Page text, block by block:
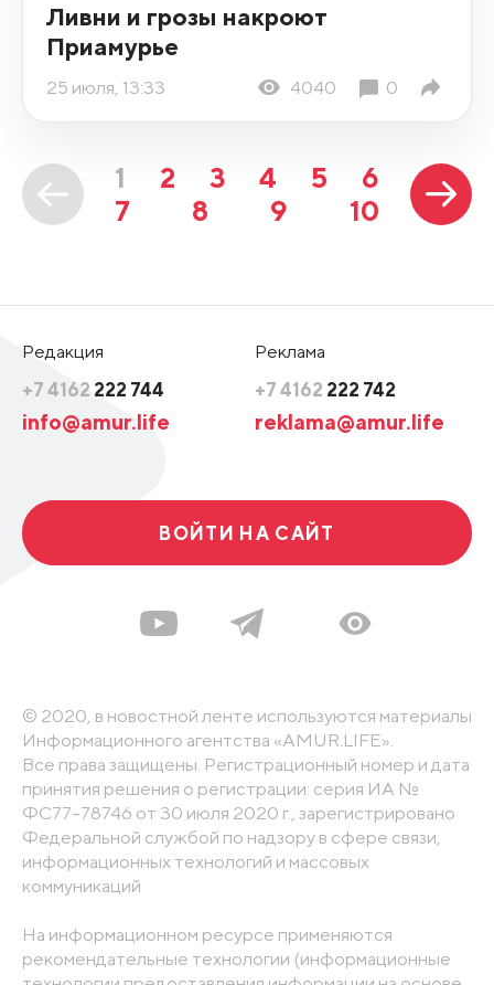
Ливни и грозы накроют
Приамурье
25 июля, 13:33 4040 0
1 2 3 4 5
6
7
8 9 10
Редакция
+7 4162 222 744
info@amur.life
Реклама
+7 4162 222 742
reklama@amur.life
ВОЙТИ НА САЙТ
© 2020, в новостной ленте используются материалы
Информационного агентства «AMUR.LIFE».
Все права защищены. Регистрационный номер и дата
принятия решения о регистрации: серия ИА №
ФС77-78746 от 30 июля 2020 г., зарегистрировано
Федеральной службой по надзору в сфере связи,
информационных технологий и массовых
коммуникаций
На информационном ресурсе применяются
рекомендательные технологии (информационные